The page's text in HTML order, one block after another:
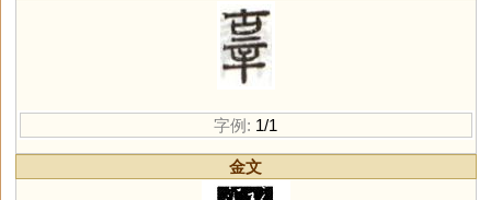
字例: 1/1
金文